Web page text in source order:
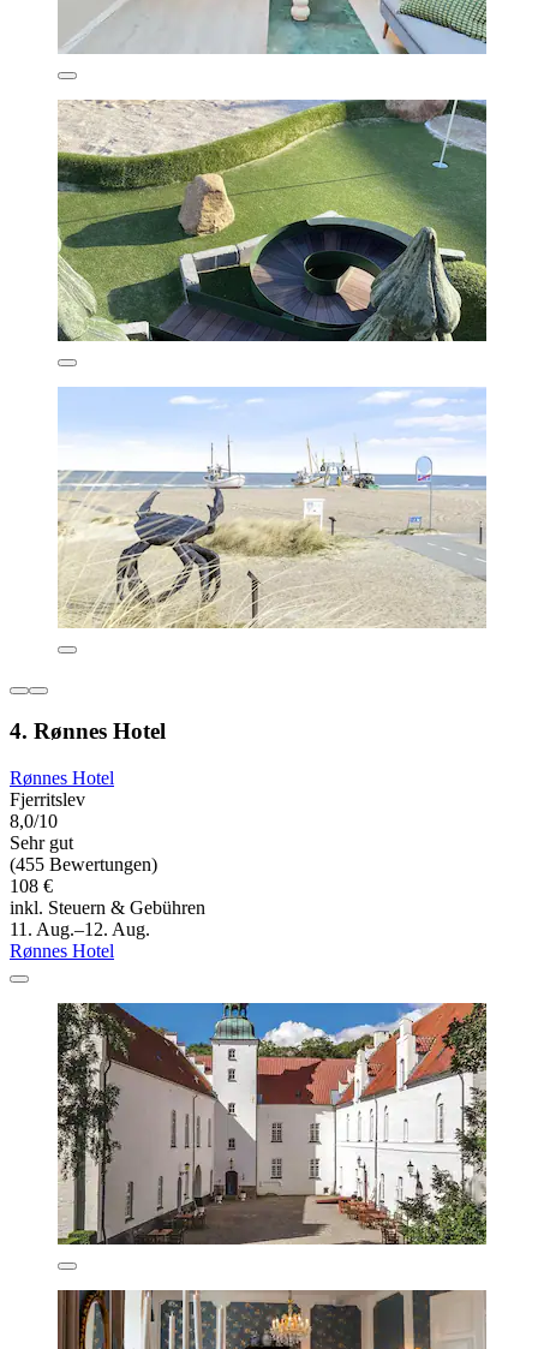
4. Rønnes Hotel
Rønnes Hotel
Fjerritslev
8,0/10
Sehr gut
(455 Bewertungen)
108 €
inkl. Steuern & Gebühren
11. Aug.–12. Aug.
Rønnes Hotel